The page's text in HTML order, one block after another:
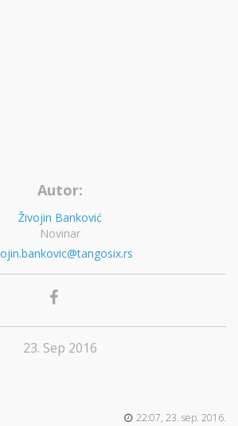
Autor:
Živojin Banković
Novinar
23. Sep 2016
22:07, 23. sep. 2016.